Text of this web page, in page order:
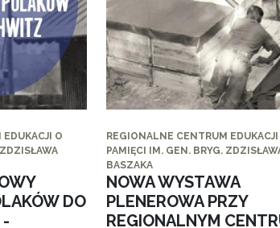
O
DO
-
REGIONALNE CENTRUM EDUKACJI
PAMIĘCI IM. GEN. BRYG.
BASZAKA
NOWA WYSTAWA
PLENEROWA PRZY
REGIONALNYM